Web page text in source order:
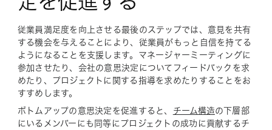
従業員満足度を向上させる最後のステップでは、意見を共有
する機会を与えることにより、従業員がもっと自信を持てる
ようになることを支援します。マネージャーミーティングに
参加させたり、会社の意思決定についてフィードバックを求
めたり、プロジェクトに関する指導を求めたりすることをお
すすめします。
ボトムアップの意思決定を促進すると、 チーム構造の下層部
にいるメンバーにも同等にプロジェクトの成功に貢献するチ